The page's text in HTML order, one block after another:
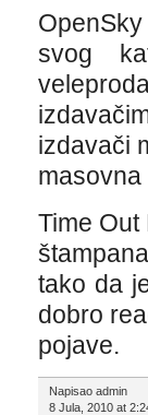
svog
izdavači
masovna
Time
tako da
dobro
pojave.
Napisao admin
8 Jula, 2010 at